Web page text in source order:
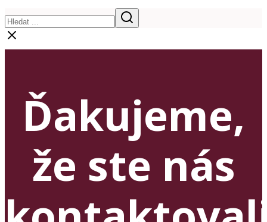
Ďakujeme,
že ste nás